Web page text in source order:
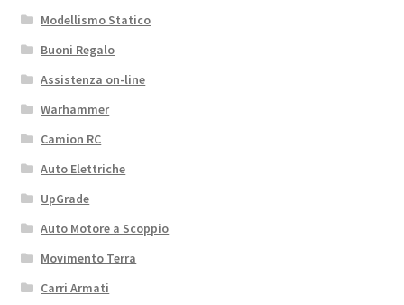
Modellismo Statico
Buoni Regalo
Assistenza on-line
Warhammer
Camion RC
Auto Elettriche
UpGrade
Auto Motore a Scoppio
Movimento Terra
Carri Armati